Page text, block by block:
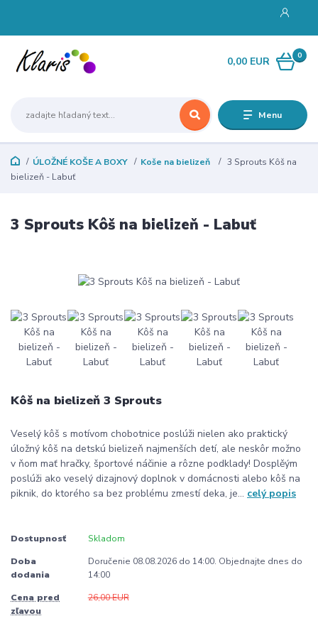
Menu
0
0,00 EUR
ÚLOŽNÉ KOŠE A BOXY Koše na bielizeň
3 Sprouts Kôš na
bielizeň - Labuť
3 Sprouts Kôš na bielizeň - Labuť
Kôš na bielizeň 3 Sprouts
Veselý kôš s motívom chobotnice poslúži nielen ako praktický
úložný kôš na detskú bielizeň najmenších detí, ale neskôr možno
v ňom mať hračky, športové náčinie a rôzne podklady! Dosplěým
poslúži ako veselý dizajnový doplnok v domácnosti alebo kôš na
piknik, do ktorého sa bez problému zmestí deka, je... celý popis
Dostupnosť Skladom
Doba
dodania
Doručenie 08.08.2026 do 14:00. Objednajte dnes do
14:00
Cena pred
zľavou
26,00 EUR